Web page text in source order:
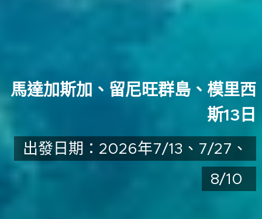
馬達加斯加、留尼旺群島、模里西
斯13日
出發日期：2026年7/13、7/27、
8/10